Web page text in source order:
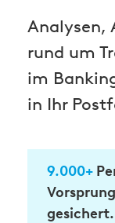
Analysen,
rund um
im
in Ihr
9.000+
gesichert.